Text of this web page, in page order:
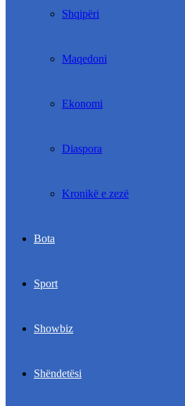
Shqipëri
Maqedoni
Ekonomi
Diaspora
Kronikë e zezë
Bota
Sport
Showbiz
Shëndetësi